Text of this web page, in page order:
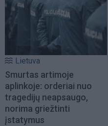
Lietuva
Smurtas artimoje
aplinkoje: orderiai nuo
tragedijų neapsaugo,
norima griežtinti
įstatymus